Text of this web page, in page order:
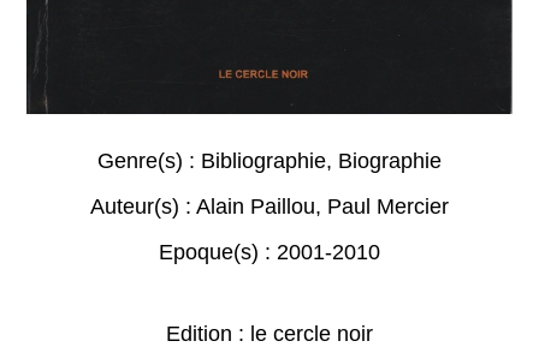
Genre(s) : Bibliographie, Biographie
Auteur(s) : Alain Paillou, Paul Mercier
Epoque(s) : 2001-2010
Edition : le cercle noir